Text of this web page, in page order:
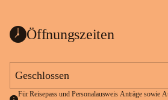
Öffnungszeiten
Geschlossen
Für Reisepass und Personalausweis Anträge sowie